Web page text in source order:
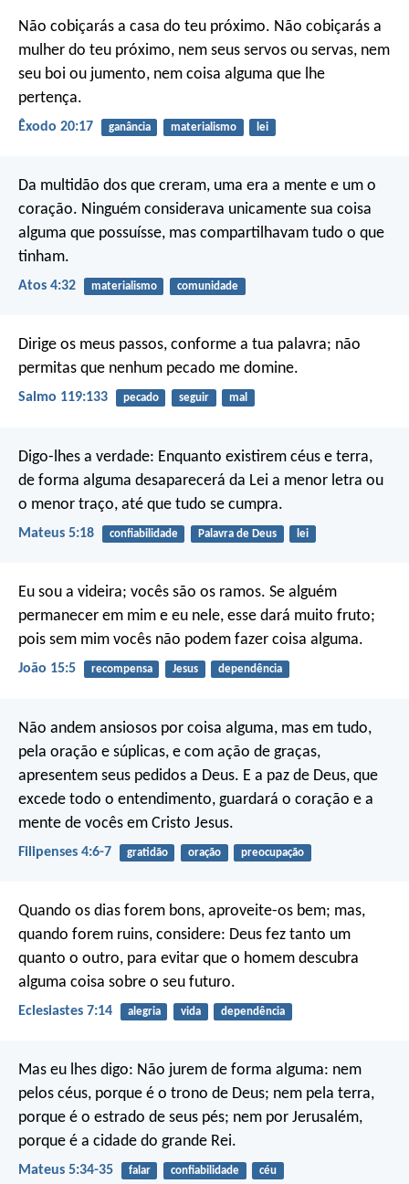
Não cobiçarás a casa do teu próximo. Não cobiçarás a
mulher do teu próximo, nem seus servos ou servas, nem
seu boi ou jumento, nem coisa alguma que lhe
pertença.
Êxodo 20:17 ganância materialismo lei
Da multidão dos que creram, uma era a mente e um o
coração. Ninguém considerava unicamente sua coisa
alguma que possuísse, mas compartilhavam tudo o que
tinham.
Atos 4:32 materialismo comunidade
Dirige os meus passos, conforme a tua palavra; não
permitas que nenhum pecado me domine.
Salmo 119:133 pecado seguir mal
Digo-lhes a verdade: Enquanto existirem céus e terra,
de forma alguma desaparecerá da Lei a menor letra ou
o menor traço, até que tudo se cumpra.
Mateus 5:18 confiabilidade Palavra de Deus lei
Eu sou a videira; vocês são os ramos. Se alguém
permanecer em mim e eu nele, esse dará muito fruto;
pois sem mim vocês não podem fazer coisa alguma.
João 15:5 recompensa Jesus dependência
Não andem ansiosos por coisa alguma, mas em tudo,
pela oração e súplicas, e com ação de graças,
apresentem seus pedidos a Deus. E a paz de Deus, que
excede todo o entendimento, guardará o coração e a
mente de vocês em Cristo Jesus.
Filipenses 4:6-7 gratidão oração preocupação
Quando os dias forem bons, aproveite-os bem; mas,
quando forem ruins, considere: Deus fez tanto um
quanto o outro, para evitar que o homem descubra
alguma coisa sobre o seu futuro.
Eclesiastes 7:14 alegria vida dependência
Mas eu lhes digo: Não jurem de forma alguma: nem
pelos céus, porque é o trono de Deus; nem pela terra,
porque é o estrado de seus pés; nem por Jerusalém,
porque é a cidade do grande Rei.
Mateus 5:34-35 falar confiabilidade céu